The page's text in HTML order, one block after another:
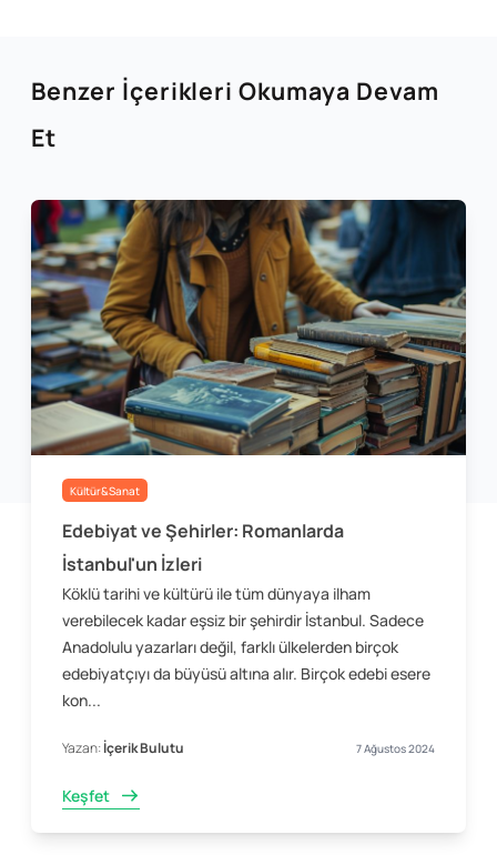
Benzer İçerikleri Okumaya Devam
Et
Kültür&Sanat
Edebiyat ve Şehirler: Romanlarda
İstanbul'un İzleri
Köklü tarihi ve kültürü ile tüm dünyaya ilham
verebilecek kadar eşsiz bir şehirdir İstanbul. Sadece
Anadolulu yazarları değil, farklı ülkelerden birçok
edebiyatçıyı da büyüsü altına alır. Birçok edebi esere
kon...
Yazan:İçerik Bulutu 7 Ağustos 2024
Keşfet